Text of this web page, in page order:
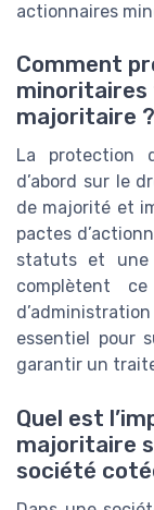
actionnaires
Comment
minoritaires
majoritaire ?
La protection
d’abord sur le
de majorité et
pactes
statuts et une
complètent
essentiel pour
garantir un
Quel est
majoritaire
société